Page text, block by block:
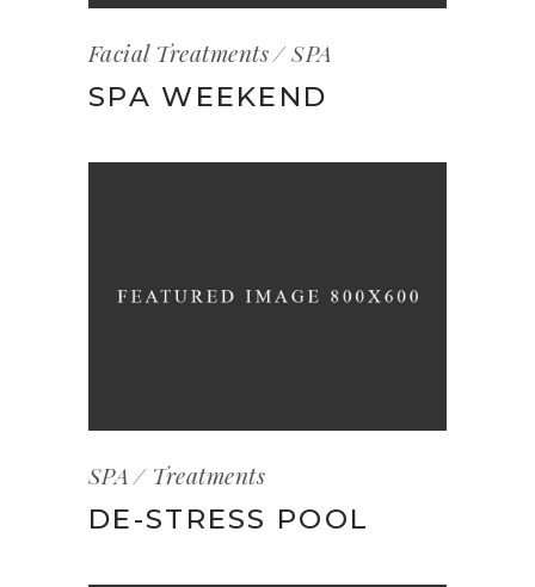
Facial Treatments SPA
SPA WEEKEND
SPA Treatments
DE-STRESS POOL